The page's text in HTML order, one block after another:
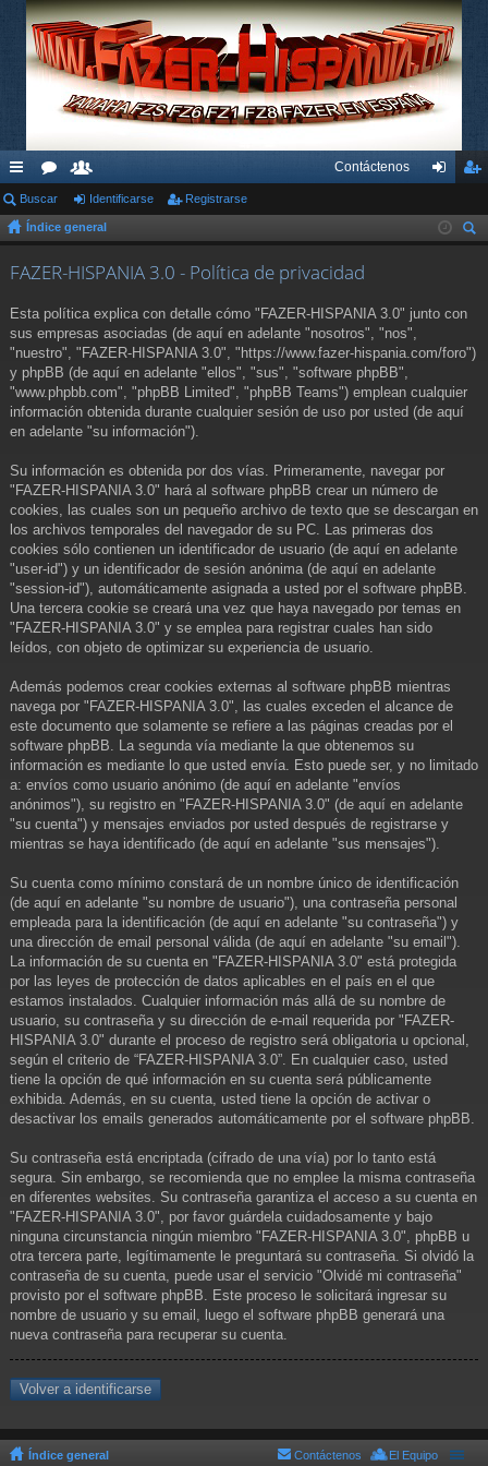
nl
ac
es
pi
or
os
su
ari
os
Contáctenos
nti ist
Buscar Identificarse Registrarse
Índice general
FAZER-HISPANIA 3.0 - Política de privacidad
Esta política explica con detalle cómo "FAZER-HISPANIA 3.0" junto con
sus empresas asociadas (de aquí en adelante "nosotros", "nos",
"nuestro", "FAZER-HISPANIA 3.0", "https://www.fazer-hispania.com/foro")
y phpBB (de aquí en adelante "ellos", "sus", "software phpBB",
"www.phpbb.com", "phpBB Limited", "phpBB Teams") emplean cualquier
información obtenida durante cualquier sesión de uso por usted (de aquí
en adelante "su información").
Su información es obtenida por dos vías. Primeramente, navegar por
"FAZER-HISPANIA 3.0" hará al software phpBB crear un número de
cookies, las cuales son un pequeño archivo de texto que se descargan en
los archivos temporales del navegador de su PC. Las primeras dos
cookies sólo contienen un identificador de usuario (de aquí en adelante
"user-id") y un identificador de sesión anónima (de aquí en adelante
"session-id"), automáticamente asignada a usted por el software phpBB.
Una tercera cookie se creará una vez que haya navegado por temas en
"FAZER-HISPANIA 3.0" y se emplea para registrar cuales han sido
leídos, con objeto de optimizar su experiencia de usuario.
Además podemos crear cookies externas al software phpBB mientras
navega por "FAZER-HISPANIA 3.0", las cuales exceden el alcance de
este documento que solamente se refiere a las páginas creadas por el
software phpBB. La segunda vía mediante la que obtenemos su
información es mediante lo que usted envía. Esto puede ser, y no limitado
a: envíos como usuario anónimo (de aquí en adelante "envíos
anónimos"), su registro en "FAZER-HISPANIA 3.0" (de aquí en adelante
"su cuenta") y mensajes enviados por usted después de registrarse y
mientras se haya identificado (de aquí en adelante "sus mensajes").
Su cuenta como mínimo constará de un nombre único de identificación
(de aquí en adelante "su nombre de usuario"), una contraseña personal
empleada para la identificación (de aquí en adelante "su contraseña") y
una dirección de email personal válida (de aquí en adelante "su email").
La información de su cuenta en "FAZER-HISPANIA 3.0" está protegida
por las leyes de protección de datos aplicables en el país en el que
estamos instalados. Cualquier información más allá de su nombre de
usuario, su contraseña y su dirección de e-mail requerida por "FAZER-
HISPANIA 3.0" durante el proceso de registro será obligatoria u opcional,
según el criterio de “FAZER-HISPANIA 3.0”. En cualquier caso, usted
tiene la opción de qué información en su cuenta será públicamente
exhibida. Además, en su cuenta, usted tiene la opción de activar o
desactivar los emails generados automáticamente por el software phpBB.
Su contraseña está encriptada (cifrado de una vía) por lo tanto está
segura. Sin embargo, se recomienda que no emplee la misma contraseña
en diferentes websites. Su contraseña garantiza el acceso a su cuenta en
"FAZER-HISPANIA 3.0", por favor guárdela cuidadosamente y bajo
ninguna circunstancia ningún miembro "FAZER-HISPANIA 3.0", phpBB u
otra tercera parte, legítimamente le preguntará su contraseña. Si olvidó la
contraseña de su cuenta, puede usar el servicio "Olvidé mi contraseña"
provisto por el software phpBB. Este proceso le solicitará ingresar su
nombre de usuario y su email, luego el software phpBB generará una
nueva contraseña para recuperar su cuenta.
Volver a identificarse
Índice general El Equipo
Contáctenos